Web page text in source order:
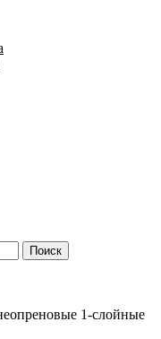
Поиск
1-слойные